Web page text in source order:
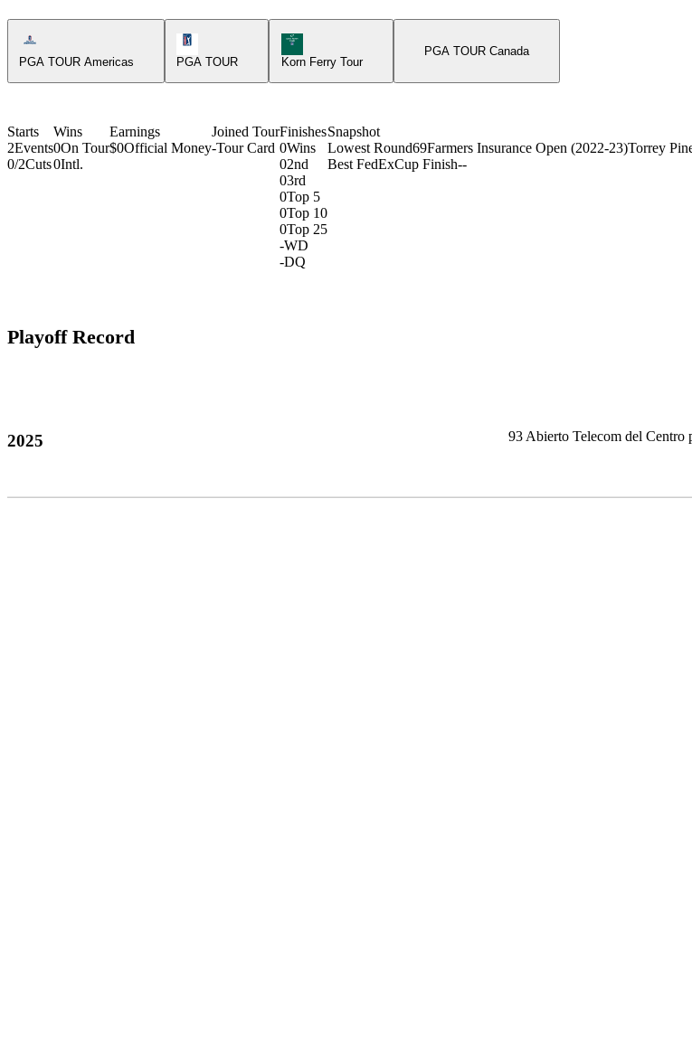
Americas Tour Icon
PGA TOUR Americas
PGA TOUR
Korn Ferry Tour Icon
Korn Ferry Tour
PGA TOUR Canada
Starts
2Events
0/2Cuts
Wins
0On Tour
0Intl.
Earnings
$0Official Money
Joined Tour
-Tour Card
Finishes
0Wins
02nd
03rd
0Top 5
0Top 10
0Top 25
-WD
-DQ
Snapshot
Lowest Round69Farmers Insurance Open (2022-23)Torrey
Best FedExCup Finish--
Playoff Record
2025 93 Abierto Telecom del Centro